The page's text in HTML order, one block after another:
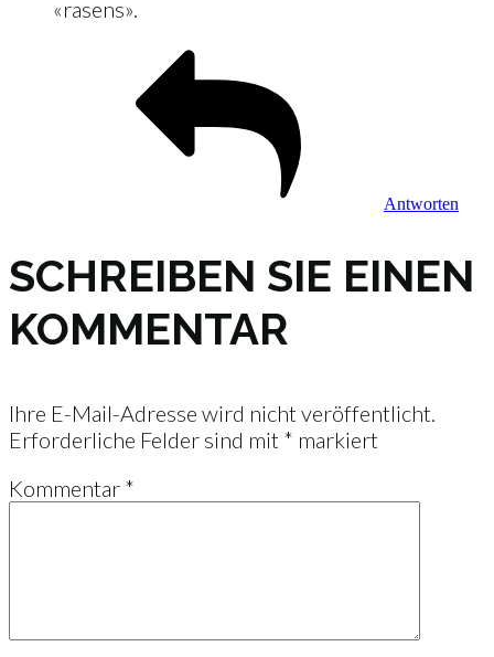
«rasens».
Antworten
SCHREIBEN SIE EINEN
KOMMENTAR
Ihre E-Mail-Adresse wird nicht veröffentlicht.
Erforderliche Felder sind mit * markiert
Kommentar *